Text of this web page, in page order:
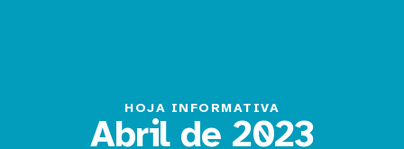
HOJA INFORMATIVA
Abril de 2023